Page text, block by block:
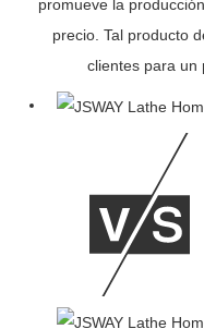
promueve la
precio. Tal producto
clientes para un